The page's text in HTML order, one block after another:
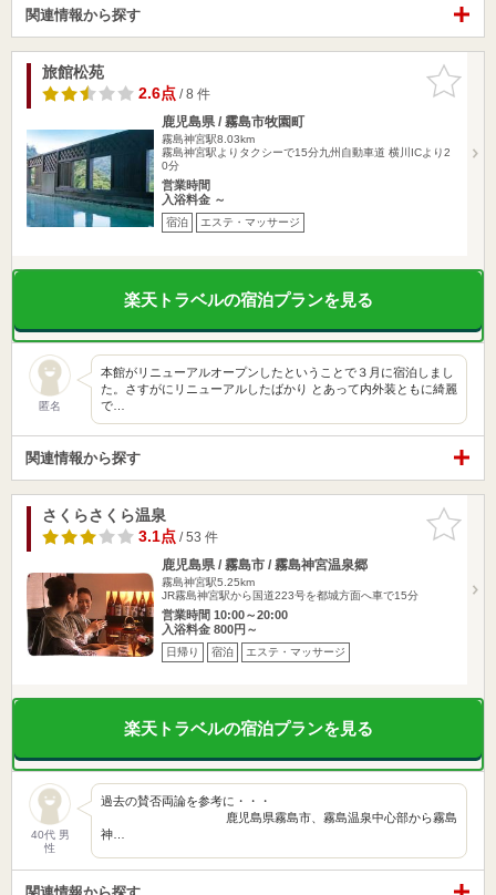
関連情報から探す
お気に入
りに追加
旅館松苑
2.6点/ 8 件
鹿児島県 / 霧島市牧園町
霧島神宮駅8.03km
霧島神宮駅よりタクシーで15分九州自動車道 横川ICより2
0分
営業時間
入浴料金 ～
宿泊 エステ・マッサージ
楽天トラベルの宿泊プランを見る
匿名
本館がリニューアルオープンしたということで３月に宿泊しまし
た。さすがにリニューアルしたばかり とあって内外装ともに綺麗
で…
関連情報から探す
お気に入
りに追加
さくらさくら温泉
3.1点/ 53 件
鹿児島県 / 霧島市 / 霧島神宮温泉郷
霧島神宮駅5.25km
JR霧島神宮駅から国道223号を都城方面へ車で15分
営業時間 10:00～20:00
入浴料金 800円～
日帰り 宿泊 エステ・マッサージ
楽天トラベルの宿泊プランを見る
40代 男
性
過去の賛否両論を参考に・・・
鹿児島県霧島市、霧島温泉中心部から霧島
神…